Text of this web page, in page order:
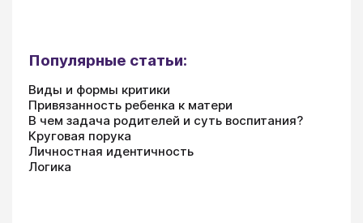
Популярные статьи:
Виды и формы критики
Привязанность ребенка к матери
В чем задача родителей и суть воспитания?
Круговая порука
Личностная идентичность
Логика